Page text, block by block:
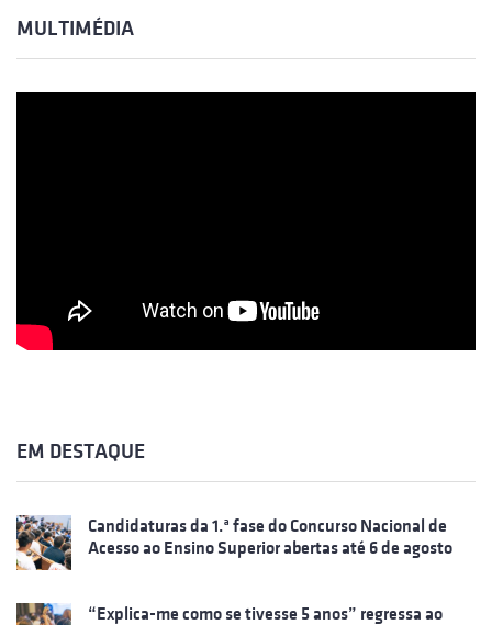
MULTIMÉDIA
EM DESTAQUE
Candidaturas da 1.ª fase do Concurso Nacional de
Acesso ao Ensino Superior abertas até 6 de agosto
“Explica-me como se tivesse 5 anos” regressa ao